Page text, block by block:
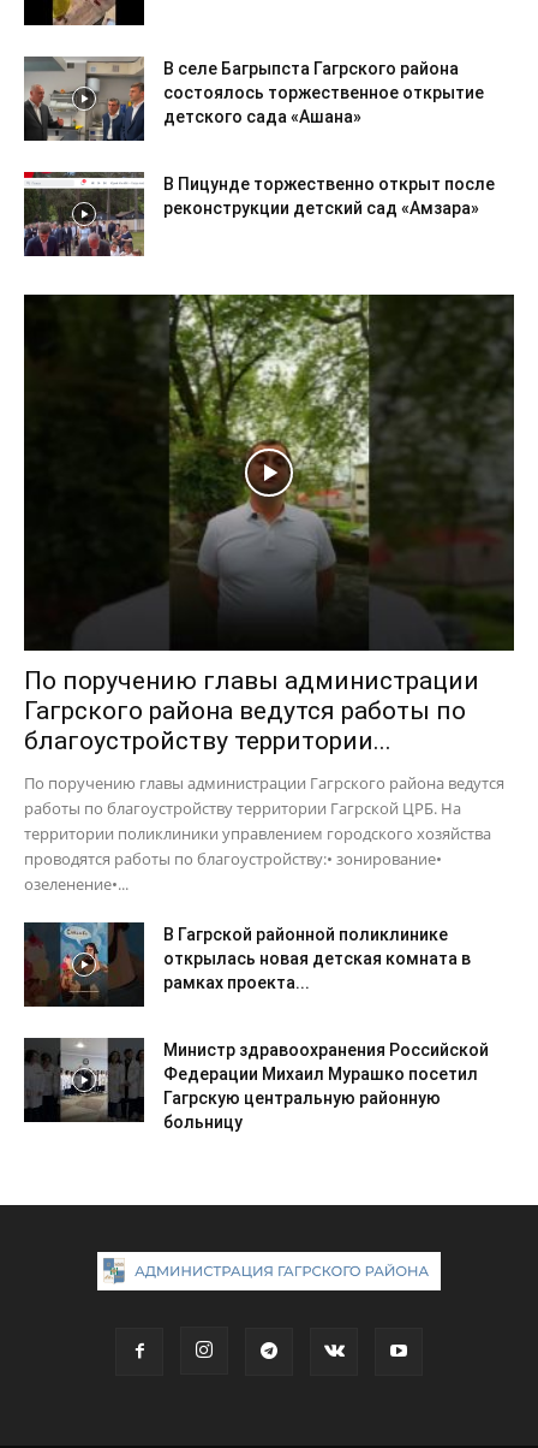
В селе Багрыпста Гагрского района
состоялось торжественное открытие
детского сада «Ашана»
В Пицунде торжественно открыт после
реконструкции детский сад «Амзара»
По поручению главы администрации
Гагрского района ведутся работы по
благоустройству территории...
По поручению главы администрации Гагрского района ведутся
работы по благоустройству территории Гагрской ЦРБ. На
территории поликлиники управлением городского хозяйства
проводятся работы по благоустройству:• зонирование•
озеленение•...
В Гагрской районной поликлинике
открылась новая детская комната в
рамках проекта...
Министр здравоохранения Российской
Федерации Михаил Мурашко посетил
Гагрскую центральную районную
больницу